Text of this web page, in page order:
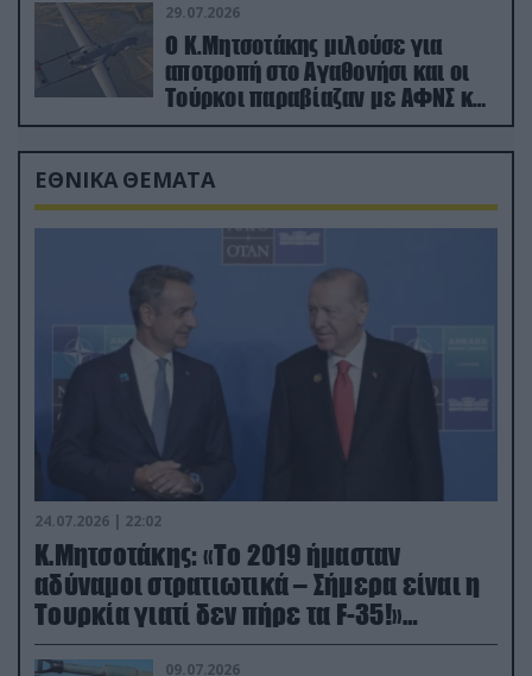
29.07.2026
Ο Κ.Μητσοτάκης μιλούσε για
αποτροπή στο Αγαθονήσι και οι
Τούρκοι παραβίαζαν με ΑΦΝΣ και
drone
ΕΘΝΙΚΑ ΘΕΜΑΤΑ
24.07.2026 | 22:02
Κ.Μητσοτάκης: «Το 2019 ήμασταν
αδύναμοι στρατιωτικά – Σήμερα είναι η
Τουρκία γιατί δεν πήρε τα F-35!»
(βίντεο)
09.07.2026